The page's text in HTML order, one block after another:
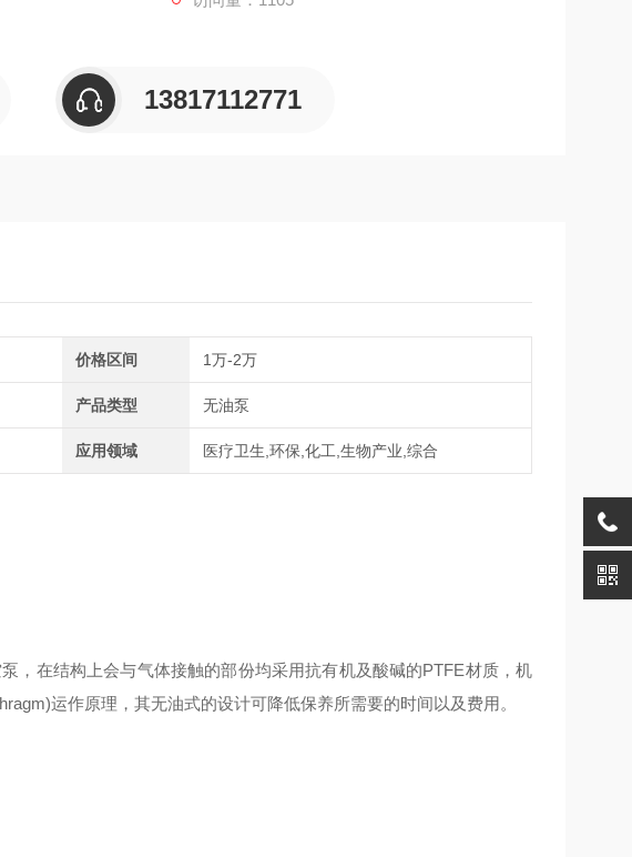
13817112771
价格区间 1万-2万
产品类型 无油泵
应用领域 医疗卫生,环保,化工,生物产业,综合
泵 ，在结构上会与气体接触的部份均采用抗有机及酸碱的PTFE材质，机
运作原理，其无油式的设计可降低保养所需要的时间以及费用。